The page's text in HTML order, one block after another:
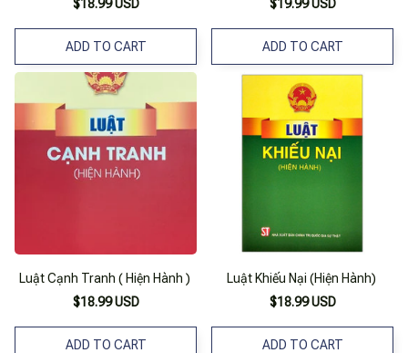
$18.99 USD
ADD TO CART
$19.99 USD
ADD TO CART
Luật Cạnh Tranh ( Hiện Hành )
$18.99 USD
ADD TO CART
Luật Khiếu Nại (Hiện Hành)
$18.99 USD
ADD TO CART